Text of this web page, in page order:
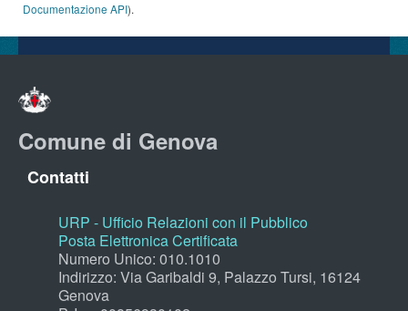
Documentazione API).
Comune di Genova
Contatti
URP - Ufficio Relazioni con il Pubblico
Posta Elettronica Certificata
Numero Unico: 010.1010
Indirizzo: Via Garibaldi 9, Palazzo Tursi, 16124
Genova